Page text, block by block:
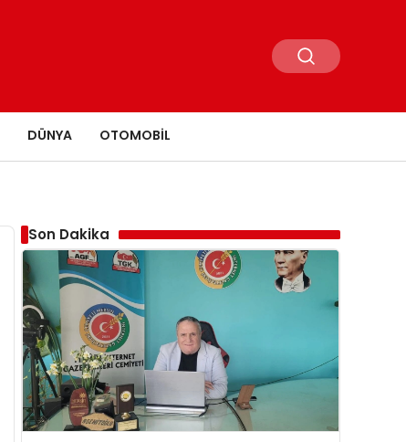
DÜNYA OTOMOBIL
Son Dakika